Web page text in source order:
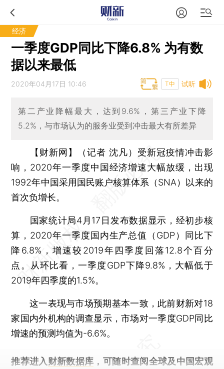
经济
一季度GDP同比下降6.8% 为有数
据以来最低
试听
2020年04月17日 10:46 T中
第二产业降幅最大，达到9.6%，第三产业下降
5.2%，与市场认为的服务业受到冲击最大有所差异
【财新网】（记者 沈凡） 受新冠疫情冲击影
响，2020年一季度中国经济增速大幅放缓，出现
1992年中国采用国民账户核算体系（SNA）以来的
首次负增长。
国家统计局4月17日发布数据显示，经初步核
算，2020年一季度国内生产总值（GDP）同比下
降6.8%，增速较2019年四季度回落12.8个百分
点。从环比看，一季度GDP下降9.8%，大幅低于
2019年四季度的1.5%。
这一表现与市场预期基本一致，此前财新对18
家国内外机构的调查显示，市场对一季度GDP同比
增速的预测均值为-6.6%。
推荐进入 财新数据库 ，可随时查阅全球及中国宏观